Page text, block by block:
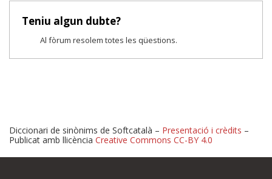
Teniu algun dubte?
Al fòrum resolem totes les qüestions.
Diccionari de sinònims de Softcatalà – Presentació i crèdits –
Publicat amb llicència Creative Commons CC-BY 4.0